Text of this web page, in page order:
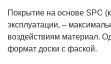
Покрытие на основе SPC
эксплуатации, –
воздействиям материал.
формат доски с фаской.